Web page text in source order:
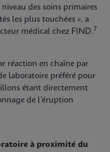
des soins primaires
les plus touchées », a
médical chez FIND.7
réaction en chaîne par
laboratoire préféré pour
étant directement
de l’éruption
à proximité du